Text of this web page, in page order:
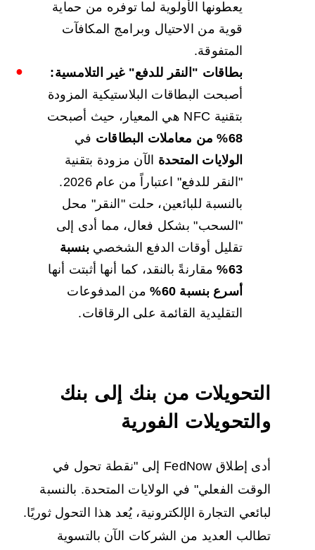
يعطونها الأولوية لما توفره من حماية
قوية من الاحتيال وبرامج المكافآت
المتفوقة.
بطاقات "النقر للدفع" غير التلامسية:
أصبحت البطاقات البلاستيكية المزودة
بتقنية NFC هي المعيار، حيث أصبحت
68% من معاملات البطاقات
في
الولايات المتحدة الآن مزودة بتقنية
"النقر للدفع" اعتباراً من عام 2026.
بالنسبة للبائعين، حلت "النقر" محل
"السحب" بشكل فعال، مما أدى إلى
تقليل أوقات الدفع الشخصي بنسبة
63%
مقارنةً بالنقد، كما أنها أثبتت أنها
أسرع بنسبة 60%
من المدفوعات
التقليدية القائمة على الرقاقات.
التحويلات من بنك إلى بنك
والتحويلات الفورية
أدى إطلاق FedNow إلى "نقطة تحول في
الوقت الفعلي" في الولايات المتحدة. بالنسبة
لبائعي التجارة الإلكترونية، يُعد هذا التحول ثوريًا.
تطالب العديد من الشركات الآن بالتسوية